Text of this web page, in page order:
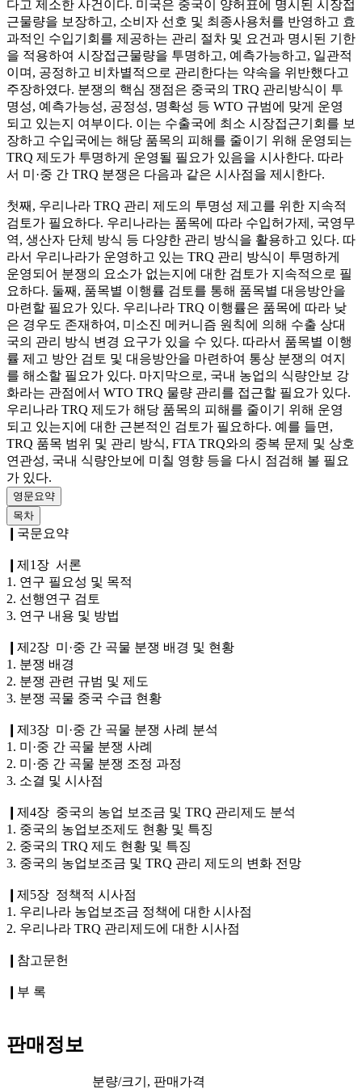
다고 제소한 사건이다. 미국은 중국이 양허표에 명시된 시장접
근물량을 보장하고, 소비자 선호 및 최종사용처를 반영하고 효
과적인 수입기회를 제공하는 관리 절차 및 요건과 명시된 기한
을 적용하여 시장접근물량을 투명하고, 예측가능하고, 일관적
이며, 공정하고 비차별적으로 관리한다는 약속을 위반했다고
주장하였다. 분쟁의 핵심 쟁점은 중국의 TRQ 관리방식이 투
명성, 예측가능성, 공정성, 명확성 등 WTO 규범에 맞게 운영
되고 있는지 여부이다. 이는 수출국에 최소 시장접근기회를 보
장하고 수입국에는 해당 품목의 피해를 줄이기 위해 운영되는
TRQ 제도가 투명하게 운영될 필요가 있음을 시사한다. 따라
서 미·중 간 TRQ 분쟁은 다음과 같은 시사점을 제시한다.
첫째, 우리나라 TRQ 관리 제도의 투명성 제고를 위한 지속적
검토가 필요하다. 우리나라는 품목에 따라 수입허가제, 국영무
역, 생산자 단체 방식 등 다양한 관리 방식을 활용하고 있다. 따
라서 우리나라가 운영하고 있는 TRQ 관리 방식이 투명하게
운영되어 분쟁의 요소가 없는지에 대한 검토가 지속적으로 필
요하다. 둘째, 품목별 이행률 검토를 통해 품목별 대응방안을
마련할 필요가 있다. 우리나라 TRQ 이행률은 품목에 따라 낮
은 경우도 존재하여, 미소진 메커니즘 원칙에 의해 수출 상대
국의 관리 방식 변경 요구가 있을 수 있다. 따라서 품목별 이행
률 제고 방안 검토 및 대응방안을 마련하여 통상 분쟁의 여지
를 해소할 필요가 있다. 마지막으로, 국내 농업의 식량안보 강
화라는 관점에서 WTO TRQ 물량 관리를 접근할 필요가 있다.
우리나라 TRQ 제도가 해당 품목의 피해를 줄이기 위해 운영
되고 있는지에 대한 근본적인 검토가 필요하다. 예를 들면,
TRQ 품목 범위 및 관리 방식, FTA TRQ와의 중복 문제 및 상호
연관성, 국내 식량안보에 미칠 영향 등을 다시 점검해 볼 필요
가 있다.
영문요약
목차
❙국문요약
❙제1장 서론
1. 연구 필요성 및 목적
2. 선행연구 검토
3. 연구 내용 및 방법
❙제2장 미·중 간 곡물 분쟁 배경 및 현황
1. 분쟁 배경
2. 분쟁 관련 규범 및 제도
3. 분쟁 곡물 중국 수급 현황
❙제3장 미·중 간 곡물 분쟁 사례 분석
1. 미·중 간 곡물 분쟁 사례
2. 미·중 간 곡물 분쟁 조정 과정
3. 소결 및 시사점
❙제4장 중국의 농업 보조금 및 TRQ 관리제도 분석
1. 중국의 농업보조제도 현황 및 특징
2. 중국의 TRQ 제도 현황 및 특징
3. 중국의 농업보조금 및 TRQ 관리 제도의 변화 전망
❙제5장 정책적 시사점
1. 우리나라 농업보조금 정책에 대한 시사점
2. 우리나라 TRQ 관리제도에 대한 시사점
❙참고문헌
❙부 록
판매정보
분량/크기, 판매가격